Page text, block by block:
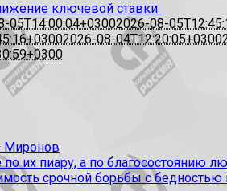
ключевой ставки
05T14:00:04+03002026-08-
2026-08-04T12:20:05+0300
Миронов
их пиару, а по благосостоянию
срочной борьбы с бедностью